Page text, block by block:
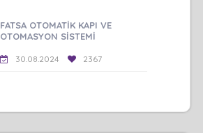
FATSA OTOMATİK KAPI VE
OTOMASYON SİSTEMİ
30.08.2024 2367